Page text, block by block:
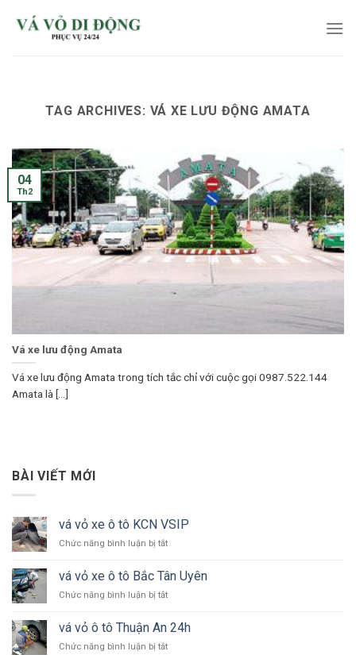
TAG ARCHIVES: VÁ XE LƯU ĐỘNG AMATA
Vá xe lưu động Amata
Vá xe lưu động Amata trong tích tắc chỉ với cuộc gọi 0987.522.144
Amata là [...]
04
Th2
BÀI VIẾT MỚI
vá vỏ xe ô tô KCN VSIP
Chức năng bình luận bị tắtở
vỏ
xe
ô
KCN
vá vỏ xe ô tô Bắc Tân Uyên
Chức năng bình luận bị tắtở
vỏ
xe
ô
vá vỏ ô tô Thuận An 24h
Chức năng bình luận bị tắtở